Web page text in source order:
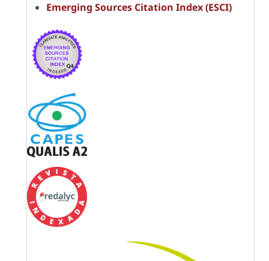
Emerging Sources Citation Index (ESCI)